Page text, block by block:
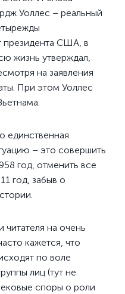
Уоллес – реальный
президента США, в
жизнь утверждал,
на заявления
При этом Уоллес
единственная
– это совершить
год, отменить все
год, забыв о
на очень
кажется, что
по воле
лиц (тут не
споры о роли